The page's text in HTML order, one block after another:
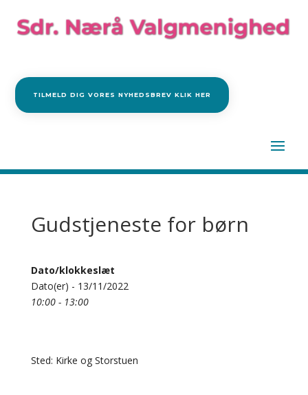
TILMELD DIG VORES NYHEDSBREV KLIK HER
Gudstjeneste for børn
Dato/klokkeslæt
Dato(er) - 13/11/2022
10:00 - 13:00
Sted: Kirke og Storstuen